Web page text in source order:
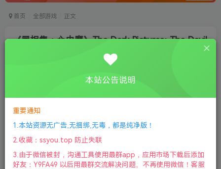
首页 全部游戏 正文
《黑相集：心中魔》The Dark Pictures: The Devil
①下载安装教程
库下载 ④ DX修复下载
版本介绍：v20230823|容量64GB|官方简体中文|2023年08
月25号更新
本站公告说明
重要通知
1.本站资源无广告,无捆绑,无毒，都是纯净版！
2.收藏：ssyou.top 防止失联
3.由于微信被封，沟通工具使用最群app，应用市场下载后添加
好友：Y9FA49 以后用最群交流解决问题。不再使用微信！客服